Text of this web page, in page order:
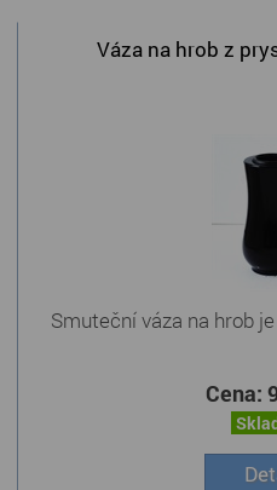
Váza na hrob z
Smuteční váza na hrob
Cena: